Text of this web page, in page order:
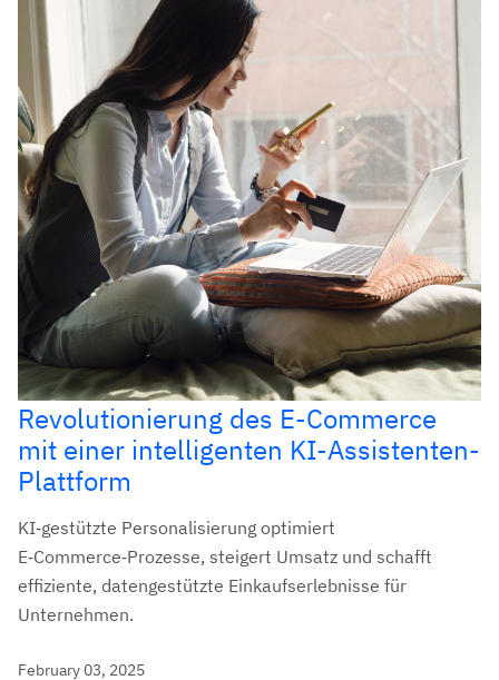
Revolutionierung des E-Commerce
mit einer intelligenten KI-Assistenten-
Plattform
KI‑gestützte Personalisierung optimiert
E‑Commerce‑Prozesse, steigert Umsatz und schafft
effiziente, datengestützte Einkaufserlebnisse für
Unternehmen.
February 03, 2025